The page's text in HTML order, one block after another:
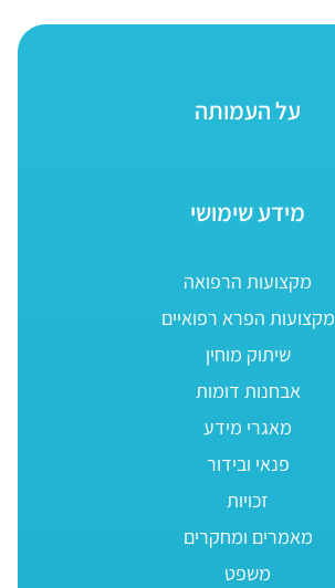
על העמותה
מידע שימושי
מקצועות הרפואה
מקצועות הפרא רפואיים
שיתוק מוחין
אבחנות דומות
מאגרי מידע
פנאי ובידור
זכויות
מאמרים ומחקרים
משפט